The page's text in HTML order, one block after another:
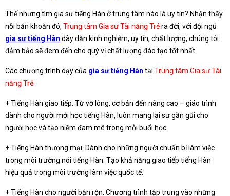
Thế nhưng tìm gia sư tiếng Hàn ở trung tâm nào là uy tín? Nhận thấy
nỗi băn khoăn đó, Trung tâm Gia sư Tài năng Trẻra đời, với đội ngũ
gia sư tiếng Hàn dày dặn kinh nghiệm, uy tín, chất lượng, chúng tôi
đảm bảo sẽ đem đến cho quý vị chất lượng đào tạo tốt nhất.
Các chương trình dạy của gia sư tiếng Hàn tại Trung tâm Gia sư Tài
năng Trẻ:
+ Tiếng Hàn giao tiếp: Từ vỡ lòng, cơ bản đến nâng cao – giáo trình
dành cho người mới học tiếng Hàn, luôn mang lại sự gần gũi cho
người học và tạo niềm đam mê trong mỗi buổi học.
+ Tiếng Hàn thương mại: Dành cho những người chuẩn bị làm việc
trong môi trường nói tiếng Hàn. Tạo khả năng giao tiếp tiếng Hàn
hiệu quả trong môi trường làm việc quốc tế.
+ Tiếng Hàn cho người bận rộn: Chương trình tập trung vào những